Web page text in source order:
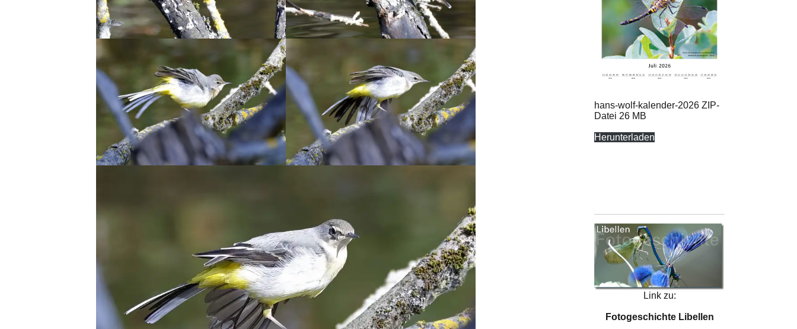
hans-wolf-kalender-2026 ZIP-
Datei 26 MB
Herunterladen
Link zu:
Fotogeschichte Libellen